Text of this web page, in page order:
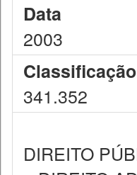
Data
2003
341.352
DIREITO